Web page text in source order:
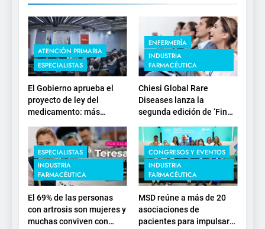
ATENCIÓN PRIMARIA
ESPECIALISTAS
El Gobierno aprueba el
proyecto de ley del
medicamento: más
estratégica y
modernización para el
SNS
ENFERMERÍA
INDUSTRIA
FARMACÉUTICA
Chiesi Global Rare
Diseases lanza la
segunda edición de ‘Find
investigación en
enfermedades de
depósito lisosomal
ESPECIALISTAS
INDUSTRIA
FARMACÉUTICA
El 69% de las personas
con artrosis son mujeres y
muchas conviven con
CONGRESOS Y EVENTOS
INDUSTRIA
FARMACÉUTICA
MSD reúne a más de 20
asociaciones de
pacientes para impulsar